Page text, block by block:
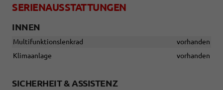
SERIENAUSSTATTUNGEN
INNEN
Multifunktionslenkrad
vorhanden
Klimaanlage
vorhanden
SICHERHEIT & ASSISTENZ